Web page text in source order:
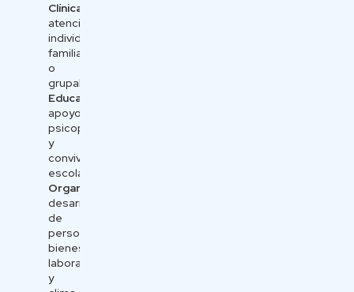
Clínica:
atención
individual,
familiar
o
grupal.
Educacional:
apoyo
psicopedagógico
y
convivencia
escolar.
Organizacional:
desarrollo
de
personas,
bienestar
laboral
y